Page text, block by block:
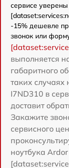
сервисе
-15% дешевле
звонок или
выполняется
габаритного
таких
I7ND310 в
доставит
Закажите
сервисного
ноутбука